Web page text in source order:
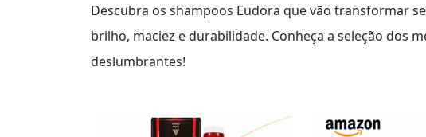
Descubra os shampoos Eudora que vão transformar
brilho, maciez e durabilidade. Conheça a seleção dos
deslumbrantes!